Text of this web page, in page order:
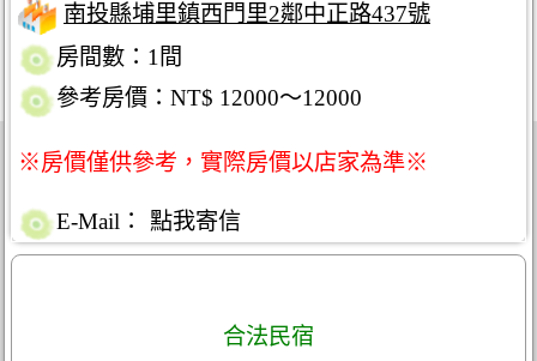
南投縣埔里鎮西門里2鄰中正路437號
房間數：1間
參考房價：NT$ 12000～12000
※房價僅供參考，實際房價以店家為準※
E-Mail： 點我寄信
合法民宿